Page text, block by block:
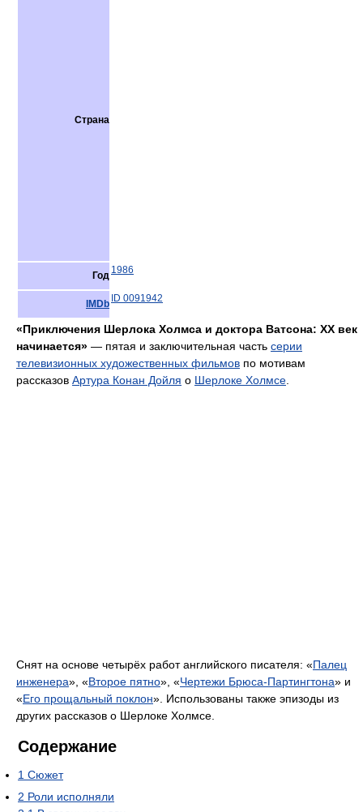
Страна
Год 1986
IMDb ID 0091942
«Приключения Шерлока Холмса и доктора Ватсона: XX век
начинается» — пятая и заключительная часть серии
телевизионных художественных фильмов по мотивам
рассказов Артура Конан Дойля о Шерлоке Холмсе
Снят на основе четырёх работ английского писателя: «Палец
инженера», «Второе пятно», «Чертежи Брюса-Партингтона» и
«Его прощальный поклон». Использованы также эпизоды из
других рассказов о Шерлоке Холмсе.
Содержание
1 Сюжет
2 Роли исполняли